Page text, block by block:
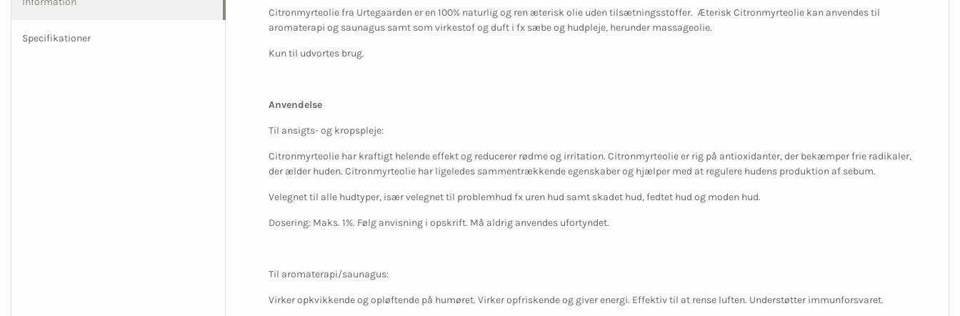
Specifikationer
Citronmyrteolie fra Urtegaarden er en 100% naturlig og ren æterisk olie uden tilsætningsstoffer. Æterisk Citronmyrteolie kan anvendes til
aromaterapi og saunagus samt som virkestof og duft i fx sæbe og hudpleje, herunder massageolie.
Kun til udvortes brug.
Anvendelse
Til ansigts- og kropspleje:
Citronmyrteolie har kraftigt helende effekt og reducerer rødme og irritation. Citronmyrteolie er rig på antioxidanter, der bekæmper frie radikaler,
der ælder huden. Citronmyrteolie har ligeledes sammentrækkende egenskaber og hjælper med at regulere hudens produktion af sebum.
Velegnet til alle hudtyper, især velegnet til problemhud fx uren hud samt skadet hud, fedtet hud og moden hud.
Dosering: Maks. 1%. Følg anvisning i opskrift. Må aldrig anvendes ufortyndet.
Til aromaterapi/saunagus:
Virker opkvikkende og opløftende på humøret. Virker opfriskende og giver energi. Effektiv til at rense luften. Understøtter immunforsvaret.